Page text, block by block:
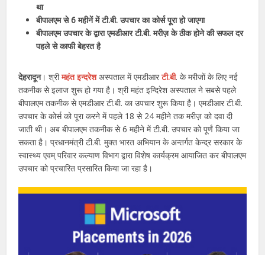
था
बीपालएम से 6 महीनें में टी.बी. उपचार का कोर्स पूरा हो जाएगा
बीपालएम उपचार के द्वारा एमडीआर टी.बी. मरीज़ के ठीक होने की सफल दर
पहले से काफी बेहरत है
देहरादून। श्रीमहंत इन्दरेशअस्पताल में एमडीआरटी.बी. के मरीजों के लिए नई
तकनीक से इलाज शुरू हो गया है। श्री महंत इन्दिरेश अस्पताल ने सबसे पहले
बीपालएम तकनीक से एमडीआर टी.बी. का उपचार शुरू किया है। एमडीआर टी.बी.
उपचार के कोर्स को पूरा करने में पहले 18 से 24 महीने तक मरीज़ को दवा दी
जाती थी। अब बीपालएम तकनीक से 6 महीने में टी.बी. उपचार को पूर्णं किया जा
सकता है। प्रधानमंत्री टी.बी. मुक्त भारत अभियान के अन्तर्गत केन्द्र सरकार के
स्वास्थ्य एवम् परिवार कल्याण विभाग द्वारा विशेष कार्यक्रम आयाजित कर बीपालएम
उपचार को प्रचारित प्रसारित किया जा रहा है।